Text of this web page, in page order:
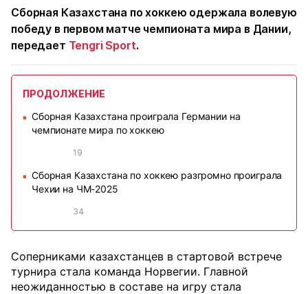
Сборная Казахстана по хоккею одержала волевую
победу в первом матче чемпионата мира в Дании,
передает Tengri Sport.
ПРОДОЛЖЕНИЕ
■
Сборная Казахстана проиграла Германии на
чемпионате мира по хоккею
19
■
Сборная Казахстана по хоккею разгромно проиграла
Чехии на ЧМ-2025
34
Соперниками казахстанцев в стартовой встрече
турнира стала команда Норвегии. Главной
неожиданностью в составе на игру стала